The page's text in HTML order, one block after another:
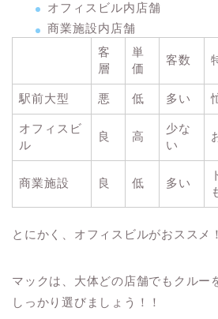
オフィスビル内店舗
商業施設内店舗
客
層
単
価
客数
駅前大型 悪 低 多い
オフィスビ
ル
良 高
少な
い
商業施設 良 低 多い
とにかく、オフィスビルがおススメ
マックは、大体どの店舗でもクルー
しっかり選びましょう！！